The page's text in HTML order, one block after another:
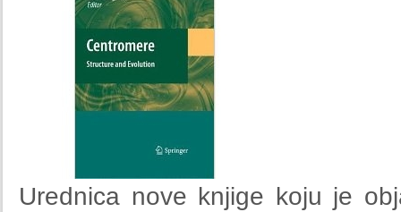
Urednica nove knjige koju je